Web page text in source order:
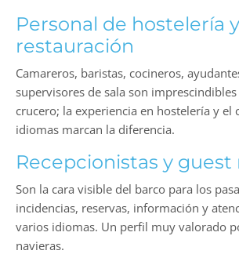
Personal de hostelería y
restauración
Camareros, baristas, cocineros,
supervisores de sala son
crucero; la experiencia en hostelería y el
idiomas marcan la diferencia.
Recepcionistas y guest
Son la cara visible del barco para los
incidencias, reservas, información y
varios idiomas. Un perfil muy valorado
navieras.